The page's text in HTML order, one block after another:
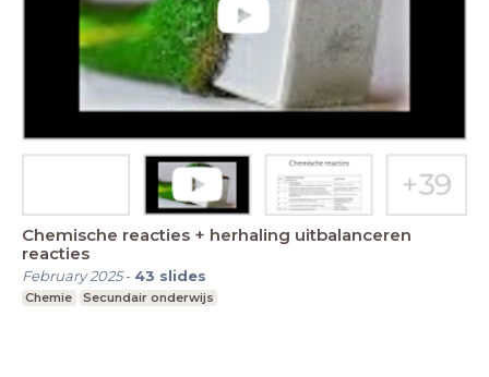
Chemische reacties + herhaling uitbalanceren
reacties
February 2025- 43 slides
Chemie Secundair onderwijs